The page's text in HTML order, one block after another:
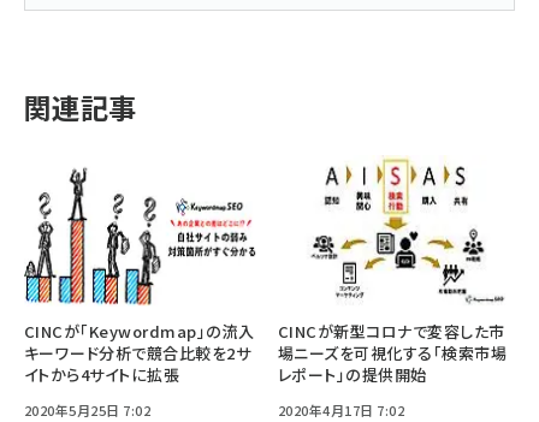
関連記事
CINCが「Keywordmap」の流入
キーワード分析で競合比較を2サ
イトから4サイトに拡張
2020年5月25日 7:02
CINCが新型コロナで変容した市
場ニーズを可視化する「検索市場
レポート」の提供開始
2020年4月17日 7:02